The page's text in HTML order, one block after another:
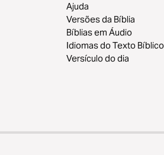
Ajuda
Versões da Bíblia
Bíblias em Áudio
Idiomas do Texto Bíblico
Versículo do dia